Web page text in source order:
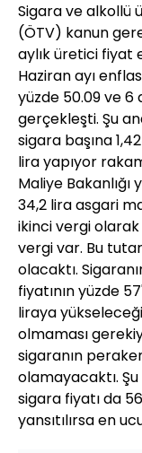
Sigara ve alkollü
(ÖTV) kanun
aylık üretici fiyat
Haziran ayı
yüzde 50.09 ve 6
gerçekleşti. Şu
sigara başına
lira yapıyor
Maliye Bakanlığı
34,2 lira asgari
ikinci vergi
vergi var. Bu
olacaktı.
fiyatının yüzde
liraya
olmaması
sigaranın
olamayacaktı.
sigara fiyatı da
yansıtılırsa en